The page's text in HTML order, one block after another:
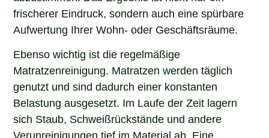
frischerer Eindruck, sondern auch eine spürbare
Aufwertung Ihrer Wohn- oder Geschäftsräume.
Ebenso wichtig ist die regelmäßige
Matratzenreinigung. Matratzen werden täglich
genutzt und sind dadurch einer konstanten
Belastung ausgesetzt. Im Laufe der Zeit lagern
sich Staub, Schweißrückstände und andere
Verunreinigungen tief im Material ab. Eine